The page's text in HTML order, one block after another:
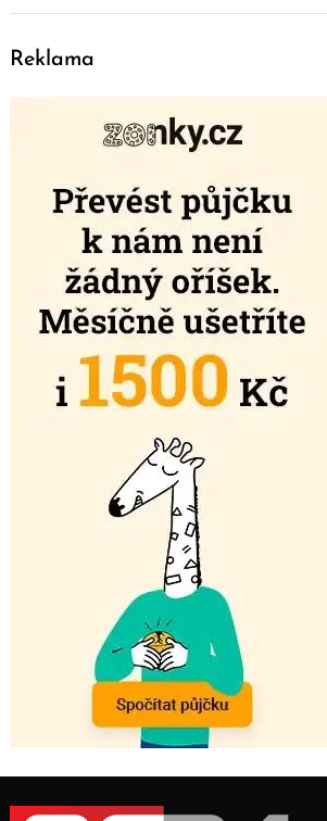
Reklama